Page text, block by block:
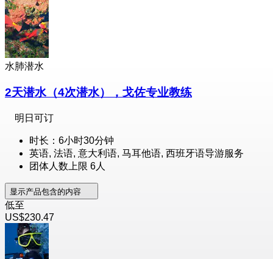
水肺潜水
2天潜水（4次潜水），戈佐专业教练
明日可订
时长：6小时30分钟
英语, 法语, 意大利语, 马耳他语, 西班牙语导游服务
团体人数上限 6人
显示产品包含的内容
低至
US$230.47